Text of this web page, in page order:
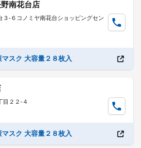
南花台店
３-６コノミヤ南花台ショッピングセン
スク 大容量２８枚入
目２２-４
スク 大容量２８枚入